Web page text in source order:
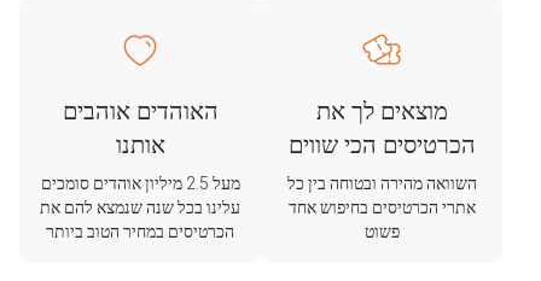
מוצאים לך את
הכרטיסים הכי שווים
השוואה מהירה ובטוחה בין כל
אתרי הכרטיסים בחיפוש אחד
פשוט
האוהדים אוהבים
אותנו
מעל 2.5 מיליון אוהדים סומכים
עלינו בכל שנה שנמצא להם את
הכרטיסים במחיר הטוב ביותר